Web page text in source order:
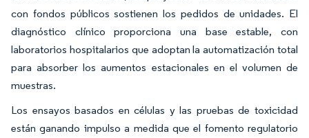
con fondos públicos sostienen los pedidos de unidades. El
diagnóstico clínico proporciona una base estable, con
laboratorios hospitalarios que adoptan la automatización total
para absorber los aumentos estacionales en el volumen de
muestras.
Los ensayos basados en células y las pruebas de toxicidad
están ganando impulso a medida que el fomento regulatorio